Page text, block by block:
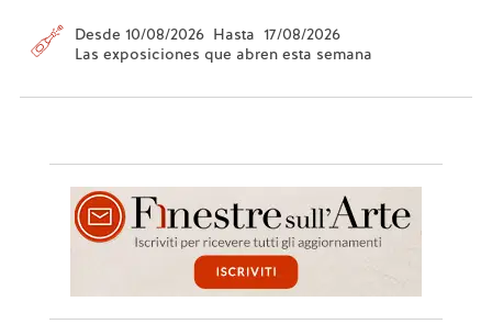
Desde 10/08/2026 Hasta 17/08/2026
Las exposiciones que abren esta semana